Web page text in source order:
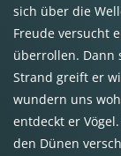
sich über die
Freude versucht
überrollen. Dann
Strand greift er
wundern uns
entdeckt er
den Dünen